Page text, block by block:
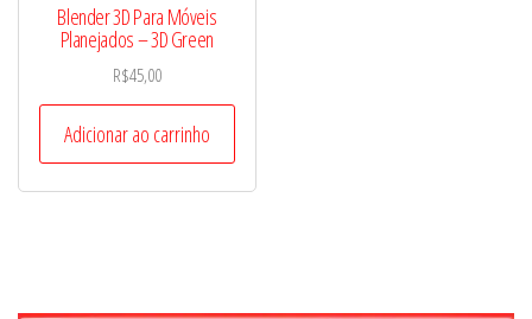
Blender 3D Para Móveis
Planejados – 3D Green
R$45,00
Adicionar ao carrinho